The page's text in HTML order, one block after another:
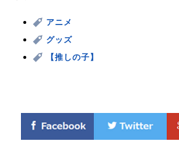
アニメ
グッズ
【推しの子】